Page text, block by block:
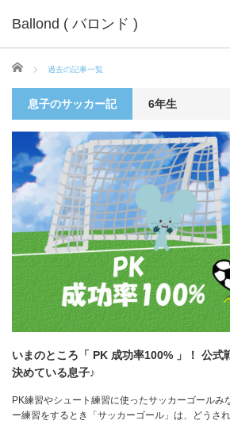
Ballond ( バロンド )
ホーム 過去の記事一覧
息子のサッカー記 6年生
いまのところ「 PK 成功率100% 」！ 公式
決めている息子♪
PK練習やシュート練習に使ったサッカーゴールみ
ー練習をするとき「サッカーゴール」は、どうさ